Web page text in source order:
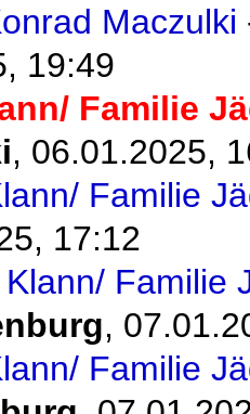
Maczulki
19:49
Familie
, 06.01.2025,
Familie
17:12
Familie
,
Familie